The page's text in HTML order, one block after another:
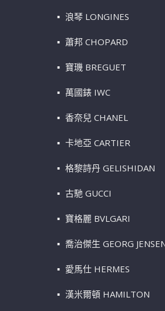
浪琴 LONGINES
蕭邦 CHOPARD
寶璣 BREGUET
萬國錶 IWC
香奈兒 CHANEL
卡地亞 CARTIER
格黎詩丹 GELISHIDAN
古馳 GUCCI
寶格麗 BVLGARI
喬治傑生 GEORG
愛馬仕 HERMES
漢米爾頓 HAMILTON